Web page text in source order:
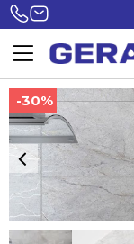
-30%
-30%